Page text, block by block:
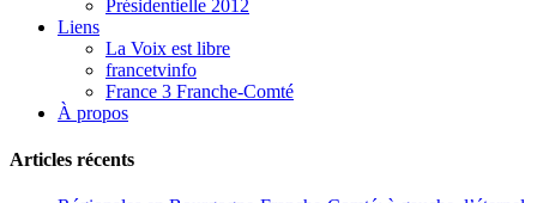
Présidentielle 2012
Liens
La Voix est libre
francetvinfo
France 3 Franche-Comté
À propos
Articles récents